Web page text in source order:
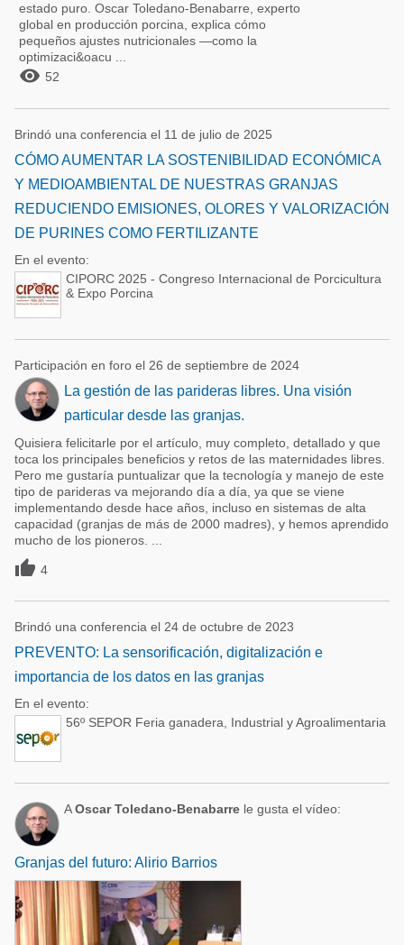
estado puro. Oscar Toledano-Benabarre, experto
global en producción porcina, explica cómo
pequeños ajustes nutricionales —como la
optimizaci&oacu ...
 52
Brindó una conferencia el 11 de julio de 2025
CÓMO AUMENTAR LA SOSTENIBILIDAD ECONÓMICA
Y MEDIOAMBIENTAL DE NUESTRAS GRANJAS
REDUCIENDO EMISIONES, OLORES Y VALORIZACIÓN
DE PURINES COMO FERTILIZANTE
En el evento:
CIPORC 2025 - Congreso Internacional de Porcicultura
& Expo Porcina
Participación en foro el 26 de septiembre de 2024
La gestión de las parideras libres. Una visión
particular desde las granjas.
Quisiera felicitarle por el artículo, muy completo, detallado y que
toca los principales beneficios y retos de las maternidades libres.
Pero me gustaría puntualizar que la tecnología y manejo de este
tipo de parideras va mejorando día a día, ya que se viene
implementando desde hace años, incluso en sistemas de alta
capacidad (granjas de más de 2000 madres), y hemos aprendido
mucho de los pioneros. ...
 4
Brindó una conferencia el 24 de octubre de 2023
PREVENTO: La sensorificación, digitalización e
importancia de los datos en las granjas
En el evento:
56º SEPOR Feria ganadera, Industrial y Agroalimentaria
AOscar Toledano-Benabarre le gusta el vídeo:
Granjas del futuro: Alirio Barrios